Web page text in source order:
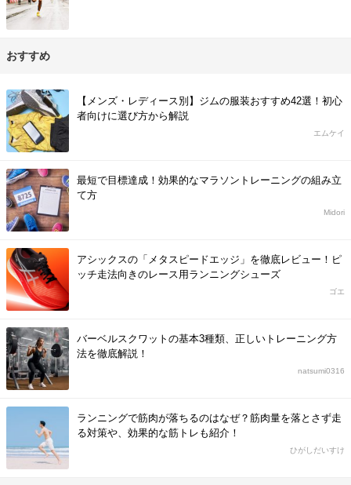
おすすめ
【メンズ・レディース別】ジムの服装おすすめ42選！初心
者向けに選び方から解説
エムケイ
最短で目標達成！効果的なマラソントレーニングの組み立
て方
Midori
アシックスの「メタスピードエッジ」を徹底レビュー！ピ
ッチ走法向きのレース用ランニングシューズ
ゴエ
バーベルスクワットの基本3種類、正しいトレーニング方
法を徹底解説！
natsumi0316
ランニングで筋肉が落ちるのはなぜ？筋肉量を落とさず走
る対策や、効果的な筋トレも紹介！
ひがしだいすけ